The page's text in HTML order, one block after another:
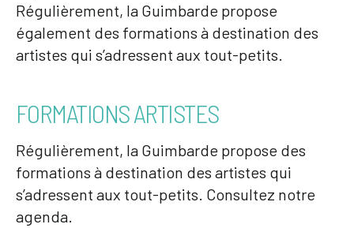
Régulièrement, la Guimbarde propose
également des formations à destination des
artistes qui s’adressent aux tout-petits.
FORMATIONS ARTISTES
Régulièrement, la Guimbarde propose des
formations à destination des artistes qui
s’adressent aux tout-petits. Consultez notre
agenda.